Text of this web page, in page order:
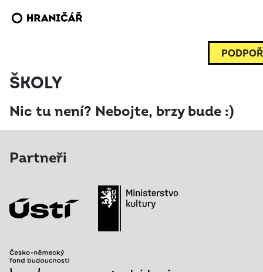
ŠKOLY
Nic tu není? Nebojte, brzy bude :)
Partneři